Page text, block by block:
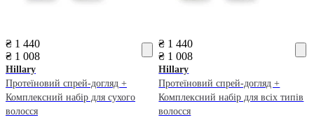
₴ 1 440
₴ 1 008
Hillary
Протеїновий спрей-догляд +
Комплексний набір для сухого
волосся
₴ 1 440
₴ 1 008
Hillary
Протеїновий спрей-догляд +
Комплексний набір для всіх типів
волосся